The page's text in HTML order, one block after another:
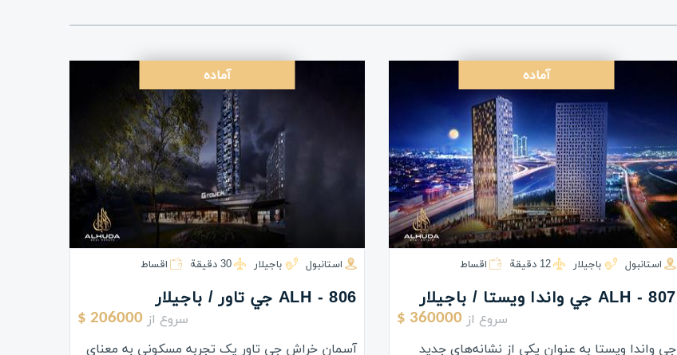
آماده
استانبول باجیلار 12 دقيقة اقساط
ALH - 807 جي واندا ویستا / باجیلار
سروع از 360000 $
جي واندا ویستا به عنوان یکی از نشانه‌های جدید
آماده
استانبول باجیلار 30 دقيقة اقساط
ALH - 806 جي تاور / باجیلار
سروع از 206000 $
آسمان خراش جی تاور یک تجربه مسکونی به معنای